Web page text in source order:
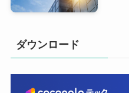
ダウンロード